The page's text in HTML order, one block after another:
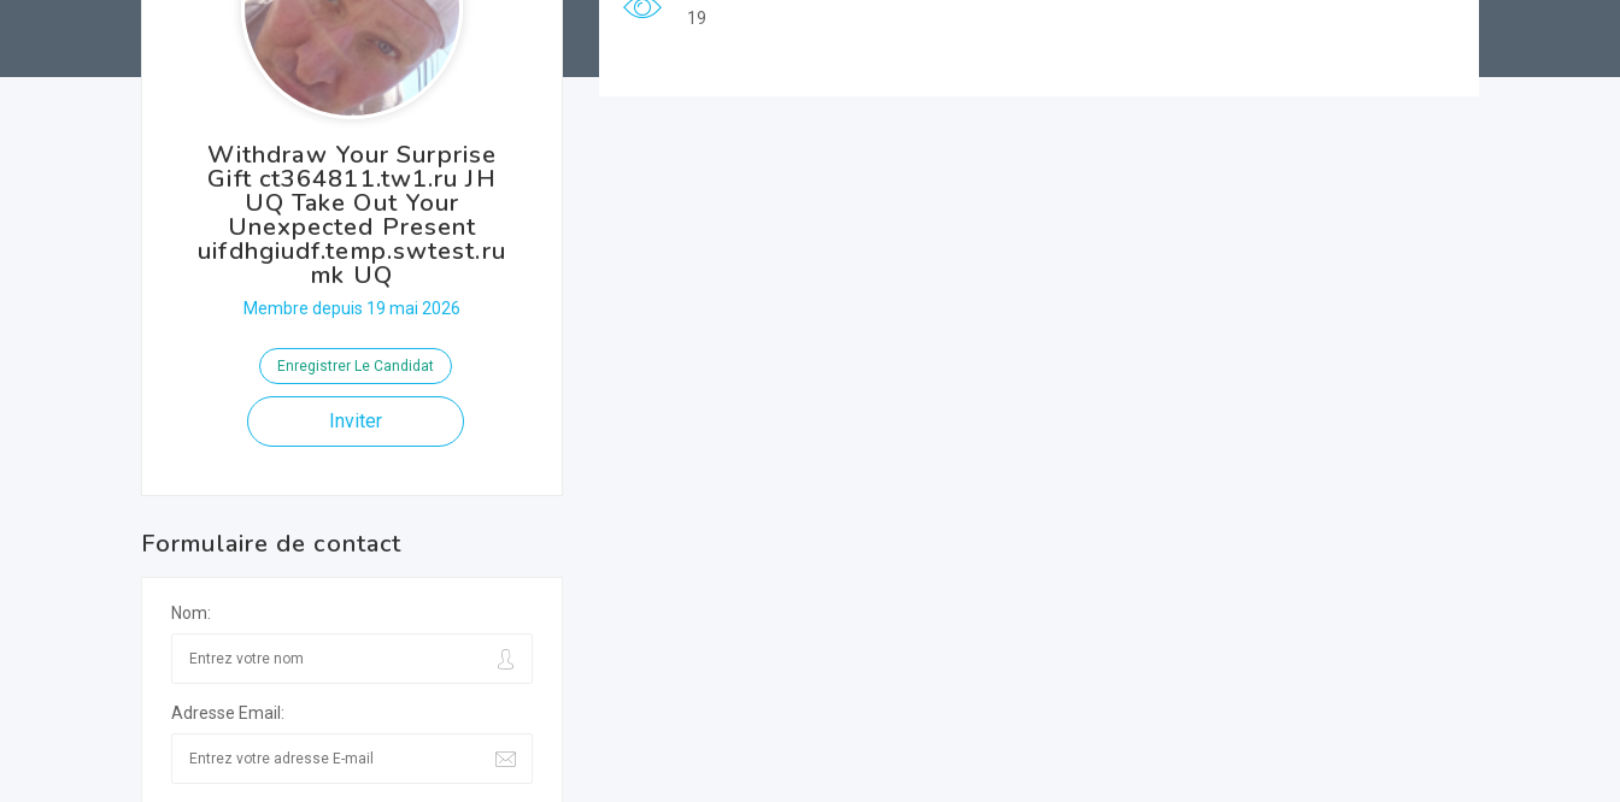
Withdraw Your Surprise
Gift ct364811.tw1.ru JH
UQ Take Out Your
Unexpected Present
uifdhgiudf.temp.swtest.ru
mk UQ
Membre depuis 19 mai 2026
Enregistrer Le Candidat
Inviter
Formulaire de contact
Nom:
Adresse Email:
19